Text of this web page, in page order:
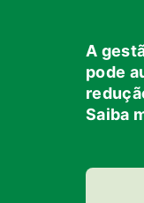
A
pode
Saiba